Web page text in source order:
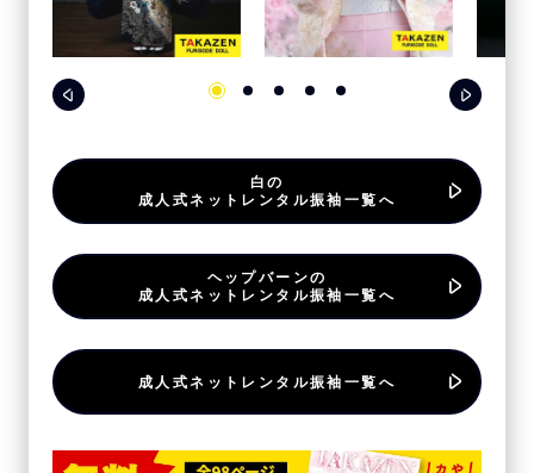
白の
成人式ネットレンタル振袖一覧へ
ヘップバーンの
成人式ネットレンタル振袖一覧へ
成人式ネットレンタル振袖一覧へ